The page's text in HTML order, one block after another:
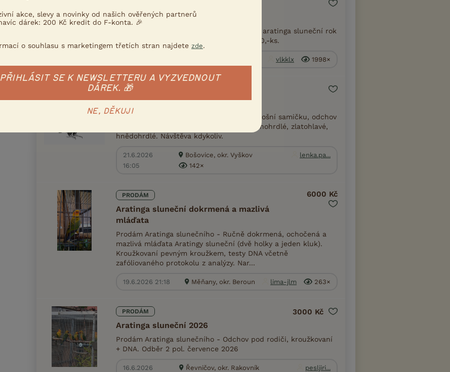
Aratinga sluneční
Prodám Aratinga slunečního - Prodám 0,1 aratinga sluneční rok
2025 ,pod rodiči,.Perfektní stav.Cena 3500,-ks.
vlkklx 1998×
PRODÁM
Aratinga sluneční
Prodám Aratinga slunečního - nabízím letošní samičku, odchov
pod rodiči. Dále aratingy, zlatočelé, červenohrdlé, zlatohlavé,
hnědohrdlé. Návštěva kdykoliv.
21.6.2026
16:05
Bošovice, okr. Vyškov
lenka.pa...
142×
PRODÁM
Aratinga sluneční dokrmená a mazlivá
mláďata
6000 Kč
Prodám Aratinga slunečního - Ručně dokrmená, ochočená a
mazlivá mláďata Aratingy sluneční (dvě holky a jeden kluk).
Kroužkovaní pevným kroužkem, testy DNA včetně
zafóliovaného protokolu z analýzy. Nar...
19.6.2026 21:18 Měňany, okr. Beroun lima-jlm 263×
PRODÁM
Aratinga sluneční 2026
3000 Kč
Prodám Aratinga slunečního - Odchov pod rodiči, kroužkovaní
+ DNA. Odběr 2 pol. července 2026
16.6.2026
Řevničov, okr. Rakovník
pesljiri...
akce, slevy a novinky od našich ověřených partnerů
dárek: 200 Kč kredit do F-konta. 🎉
o souhlasu s marketingem třetích stran najdete zde.
PŘIHLÁSIT SE K NEWSLETTERU A VYZVEDNOUT
DÁREK. 🎁
NE, DĚKUJI